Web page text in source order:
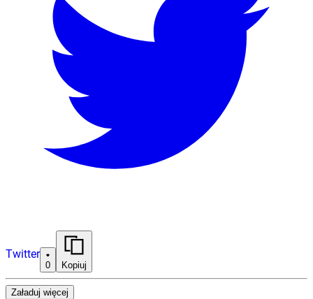
Twitter
0 Kopiuj
Załaduj więcej